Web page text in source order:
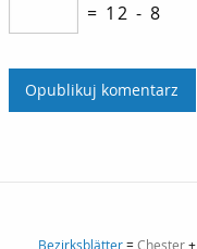
= 12 - 8
Bezirksblätter=Chester+